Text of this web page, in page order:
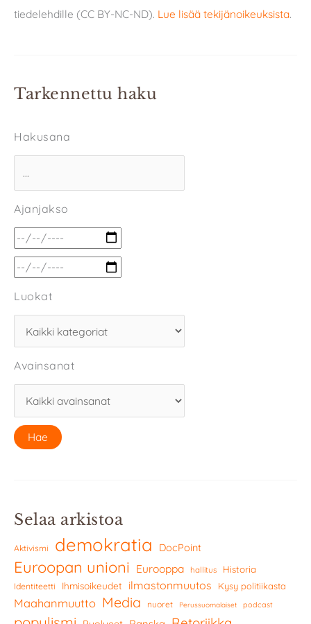
tiedelehdille (CC BY-NC-ND). Lue lisää tekijänoikeuksista.
Tarkennettu haku
Hakusana
Ajanjakso
Luokat
Avainsanat
Selaa arkistoa
Aktivismi demokratia DocPoint
Euroopan unioni Eurooppa hallitus Historia
Identiteetti Ihmisoikeudet ilmastonmuutos Kysy politiikasta
Maahanmuutto Media nuoret Perussuomalaiset podcast